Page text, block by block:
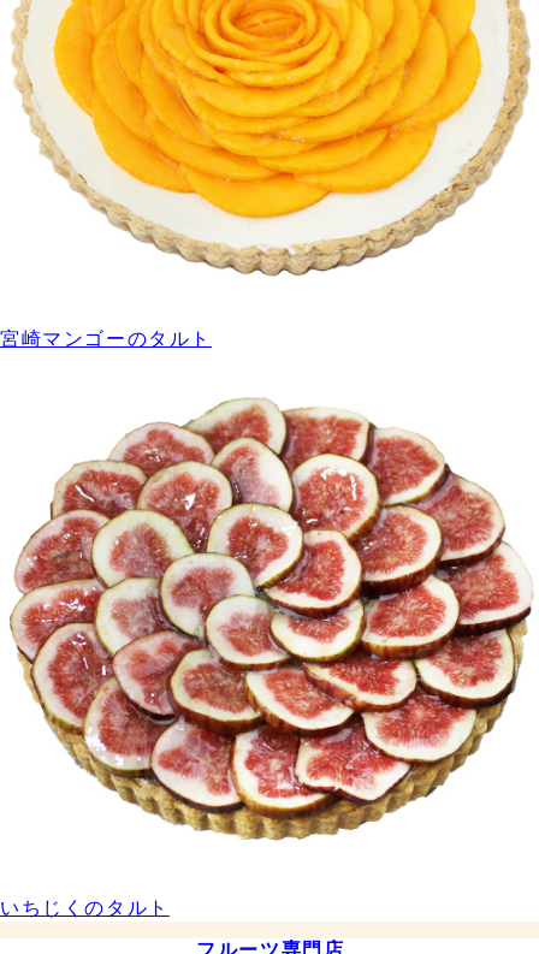
宮崎マンゴーのタルト
いちじくのタルト
フルーツ専門店